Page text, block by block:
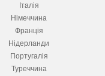
Італія
Німеччина
Франція
Нідерланди
Португалія
Туреччина